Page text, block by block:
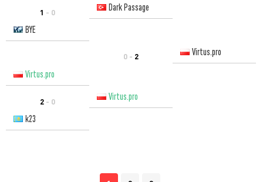
1 - 0
Dark Passage
BYE
0 - 2
Virtus.pro
Virtus.pro
2 - 0
Virtus.pro
k23